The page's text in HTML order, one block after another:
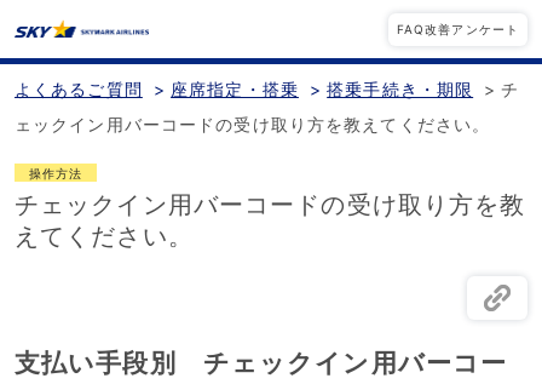
FAQ改善アンケート
よくあるご質問 > 座席指定・搭乗 > 搭乗手続き・期限 > チ
ェックイン用バーコードの受け取り方を教えてください。
操作方法
チェックイン用バーコードの受け取り方を教
えてください。
支払い手段別 チェックイン用バーコー